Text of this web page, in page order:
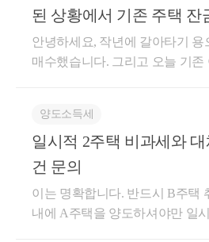
한 경우대체주택을 취득할 수 있
거주하여야 합니다.일반적 비과
년 보유 요건 등이 적용되지 않
거주 요건이 만약 재건축 사업
(B) 에 거주하지 않고재건축 주
체주택 (B) 로 이사한 후 1년 거주
를 적용받을 수 없게 됩니다.(서면
025.12.29.)또한 대체주택에 거주
여기서 조금 변형을 가해보겠습
권/분양권인 경우에는 종전물건
도해도 일시적 2주택을 인정한
신규주택을 취득한 경우에는, 3
을 취득한 날부터 기산해도 된
을 종합해보면, [종전 입주권/분
서] – [신규주택을 매수하고] – [
년(1년) 이내에] - [신규주택을 양
니다.1. 사실관계○1994.03.11.
지 아파트A 취득(거주주택)○
동 주공2단지 아파트B 취득(임대
아파트B 재건축에 따른 주택 멸
거○ 2017.08월 아파트A 관리처분
공공임대주택(8년)으로 변경등
B 재건축아파트 분양 계약○
부터 1년 이상 지난 후 신규주택
신규주택이 모두 조정지역일 경
양도 3) 종전주택은 1세대 1주택
충족할 것 ※ 소득세법 시행령 제155조(1세대1주택의
이 항에서 “종전의 주택”이라
다른 주택(이하 이 조에서 “신규
득(자기가 건설하여 취득한 경우
일시적으로 2주택이 된 경우 종
된 상황에서 기존 주택 잔
고 해야 되는 경우 부모님
의
안녕하세요, 작년에 갈아타기
매수했습니다. 그리고 오늘 기존
게 됩니다. 당연히 남는 기간은
세대원으로 전입신고해서 잠깐
가는 3월말 경에 제가 매수해놓
취득세 감면을 못받을 수도 있는
양도시점기준으로 일시적 2주택
양도소득세
일시적 2주택 비과세와
건 문의
이는 명확합니다. 반드시 B주택
내에 A주택을 양도하셔야만 일